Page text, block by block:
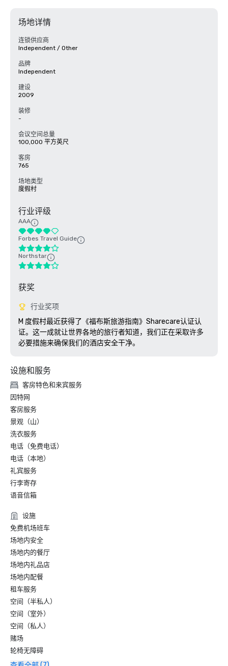
场地详情
连锁供应商
Independent / Other
品牌
Independent
建设
2009
装修
-
会议空间总量
100,000 平方英尺
客房
765
场地类型
度假村
行业评级
AAA
Forbes Travel Guide
Northstar
获奖
行业奖项
M 度假村最近获得了《福布斯旅游指南》Sharecare认证认
证。这一成就让世界各地的旅行者知道，我们正在采取许多
设施和服务
客房特色和来宾服务
因特网
客房服务
景观（山）
洗衣服务
电话（免费电话）
电话（本地）
礼宾服务
行李寄存
语音信箱
设施
免费机场班车
场地内安全
场地内的餐厅
场地内礼品店
场地内配餐
租车服务
空间（半私人）
空间（室外）
空间（私人）
赌场
轮椅无障碍